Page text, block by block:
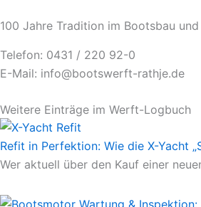
100 Jahre Tradition im Bootsbau
Telefon: 0431 / 220 92-0
E-Mail: info@bootswerft-rathje.de
Weitere Einträge im Werft-Logbuch
Refit in Perfektion: Wie die X-Yacht
Wer aktuell über den Kauf einer